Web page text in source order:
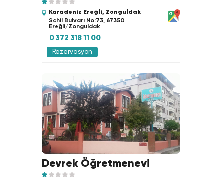
Karadeniz Ereğli, Zonguldak
Sahil Bulvarı No:73, 67350
Ereğli/Zonguldak
0 372 318 11 00
Rezervasyon
Devrek Öğretmenevi